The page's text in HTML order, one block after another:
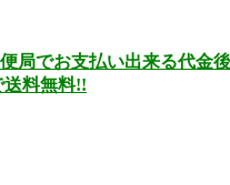
局でお支払い出来る代金
送料無料!!